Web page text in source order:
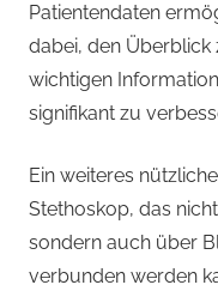
Patientendaten
dabei, den
wichtigen
signifikant zu
Ein weiteres
Stethoskop, das
sondern auch über
verbunden werden